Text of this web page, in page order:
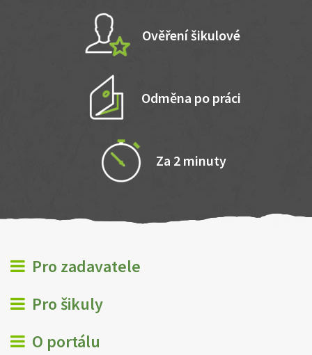
Ověření šikulové
Odměna po práci
Za 2 minuty
Pro zadavatele
Pro šikuly
O portálu